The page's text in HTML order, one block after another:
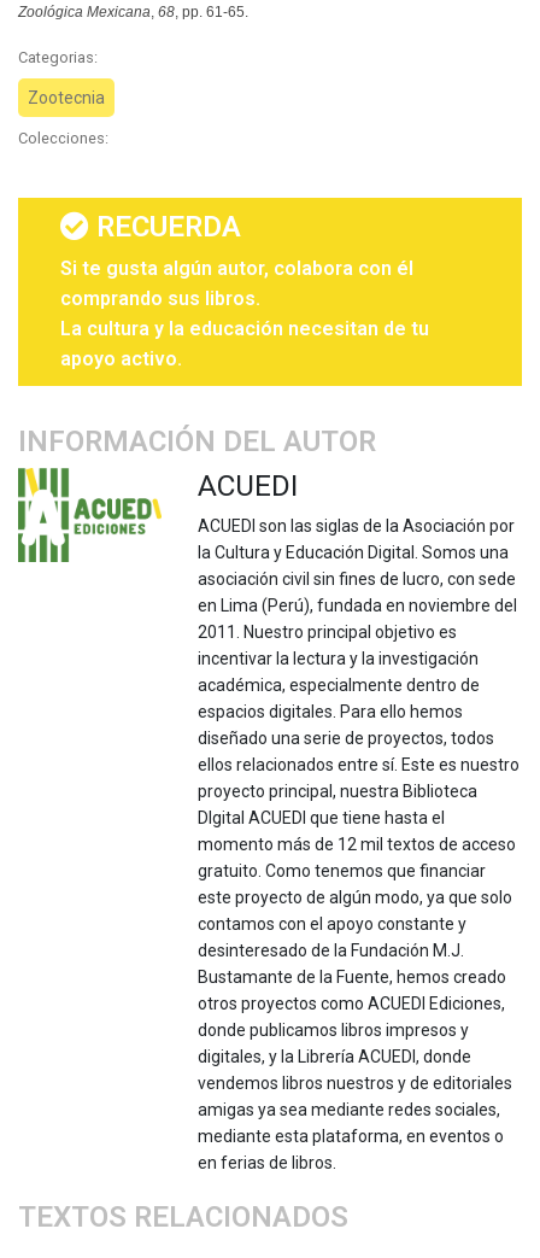
Zoológica Mexicana, 68, pp. 61-65.
Categorias:
Zootecnia
Colecciones:
RECUERDA
Si te gusta algún autor, colabora con él
comprando sus libros.
La cultura y la educación necesitan de tu
apoyo activo.
INFORMACIÓN DEL AUTOR
ACUEDI
ACUEDI son las siglas de la Asociación por
la Cultura y Educación Digital. Somos una
asociación civil sin fines de lucro, con sede
en Lima (Perú), fundada en noviembre del
2011. Nuestro principal objetivo es
incentivar la lectura y la investigación
académica, especialmente dentro de
espacios digitales. Para ello hemos
diseñado una serie de proyectos, todos
ellos relacionados entre sí. Este es nuestro
proyecto principal, nuestra Biblioteca
DIgital ACUEDI que tiene hasta el
momento más de 12 mil textos de acceso
gratuito. Como tenemos que financiar
este proyecto de algún modo, ya que solo
contamos con el apoyo constante y
desinteresado de la Fundación M.J.
Bustamante de la Fuente, hemos creado
otros proyectos como ACUEDI Ediciones,
donde publicamos libros impresos y
digitales, y la Librería ACUEDI, donde
vendemos libros nuestros y de editoriales
amigas ya sea mediante redes sociales,
mediante esta plataforma, en eventos o
en ferias de libros.
TEXTOS RELACIONADOS